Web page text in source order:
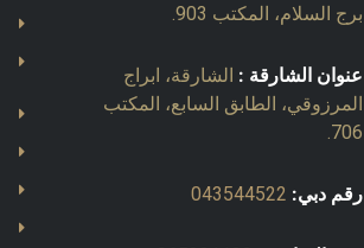
برج السلام، المكتب 903.
عنوان الشارقة : الشارقة، ابراج
المرزوقي، الطابق السابع، المكتب
706.
رقم دبي: 043544522